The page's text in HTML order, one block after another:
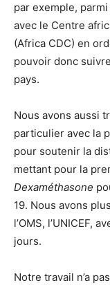
par exemple,
avec le Centre
(Africa CDC) en
pouvoir donc
pays.
Nous avons aussi
particulier avec la
pour soutenir la
mettant pour la
Dexaméthasone
19. Nous avons
l’OMS, l’UNICEF,
jours.
Notre travail n’a